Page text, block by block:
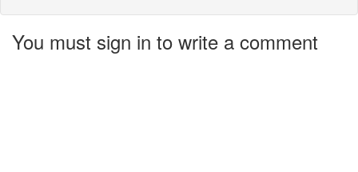
You must sign in to write a comment